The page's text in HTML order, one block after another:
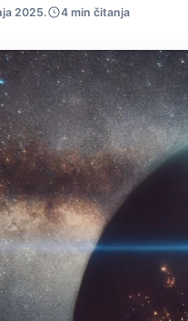
2025. 4 min čitanja